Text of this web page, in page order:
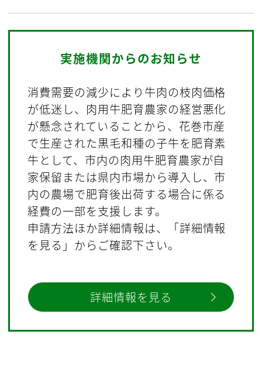
実施機関からのお知らせ
消費需要の減少により牛肉の枝肉価格
が低迷し、肉用牛肥育農家の経営悪化
が懸念されていることから、花巻市産
で生産された黒毛和種の子牛を肥育素
牛として、市内の肉用牛肥育農家が自
家保留または県内市場から導入し、市
内の農場で肥育後出荷する場合に係る
経費の一部を支援します。
申請方法ほか詳細情報は、「詳細情報
を見る」からご確認下さい。
詳細情報を見る